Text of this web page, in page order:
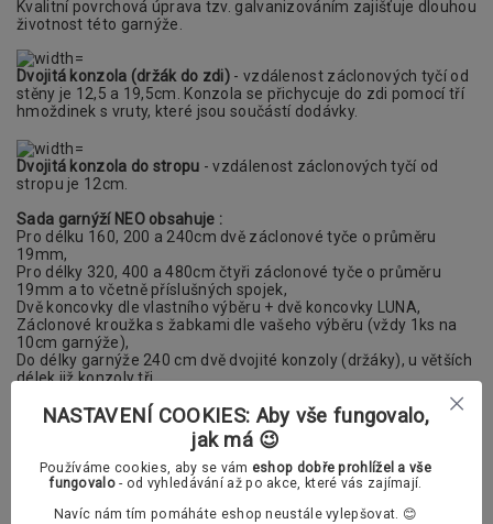
Kvalitní povrchová úprava tzv. galvanizováním zajišťuje dlouhou
životnost této garnýže.
Dvojitá konzola (držák do zdi) - vzdálenost záclonových tyčí od
stěny je 12,5 a 19,5cm. Konzola se přichycuje do zdi pomocí tří
hmoždinek s vruty, které jsou součástí dodávky.
Dvojitá konzola do stropu - vzdálenost záclonových tyčí od
stropu je 12cm.
Sada garnýží NEO obsahuje :
Pro délku 160, 200 a 240cm dvě záclonové tyče o průměru
19mm,
Pro délky 320, 400 a 480cm čtyři záclonové tyče o průměru
19mm a to včetně příslušných spojek,
Dvě koncovky dle vlastního výběru + dvě koncovky LUNA,
Záclonové kroužka s žabkami dle vašeho výběru (vždy 1ks na
10cm garnýže),
Do délky garnýže 240 cm dvě dvojité konzoly (držáky), u větších
délek již konzoly tři,
Nabízíme vám také možnost výběru dvou typu kroužků s
žabkami. Vybrat si můžete mezi klasickými a polstrovanými
kroužky. V příslušenství si v případě potřeby můžete dokoupit
také PVC háčky.
Záclonové kroužky s žabkami dle vašeho výběru:
NASTAVENÍ COOKIES: Aby vše fungovalo,
jak má 😉
Používáme cookies, aby se vám eshop dobře prohlížel a vše
fungovalo- od vyhledávání až po akce, které vás zajímají.
Navíc nám tím pomáháte eshop neustále vylepšovat. 😊